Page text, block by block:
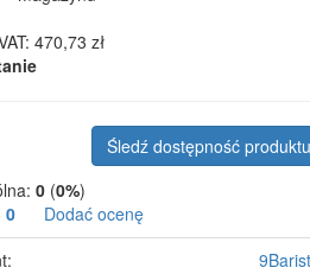
470,73 zł
Śledź dostępność produktu
0 (0%)
0
Dodać ocenę